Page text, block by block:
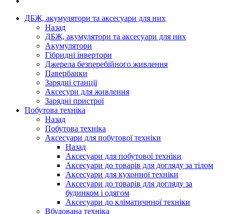
ДБЖ, акумулятори та аксесуари для них
Назад
ДБЖ, акумулятори та аксесуари для них
Акумулятори
Гібридні інвертори
Джерела безперебійного живлення
Павербанки
Зарядні станції
Аксесури для живлення
Зарядні пристрої
Побутова техніка
Назад
Побутова техніка
Аксесуари для побутової техніки
Назад
Аксесуари для побутової техніки
Аксесуари до товарів для догляду за тілом
Аксесуари для кухонної техніки
Аксесуари до товарів для догляду за
будинком і одягом
Аксесуари до кліматичнної техніки
Вбудована техніка